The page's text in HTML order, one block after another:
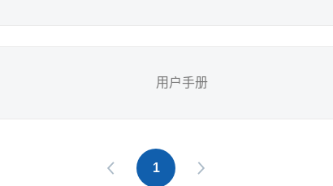
用户手册
1